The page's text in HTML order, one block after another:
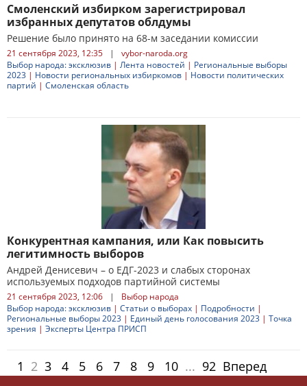
Смоленский избирком зарегистрировал
избранных депутатов облдумы
Решение было принято на 68-м заседании комиссии
21 сентября 2023, 12:35 |
vybor-naroda.org
Выбор народа: эксклюзив | Лента новостей | Региональные выборы
2023 | Новости региональных избиркомов | Новости политических
партий | Смоленская область
Конкурентная кампания, или Как повысить
легитимность выборов
Андрей Денисевич – о ЕДГ-2023 и слабых сторонах
используемых подходов партийной системы
21 сентября 2023, 12:06 |
Выбор народа
Выбор народа: эксклюзив | Статьи о выборах | Подробности |
Региональные выборы 2023 | Единый день голосования 2023 | Точка
зрения | Эксперты Центра ПРИСП
1 2 3 4 5 6 7 8 9 10 ... 92 Вперед